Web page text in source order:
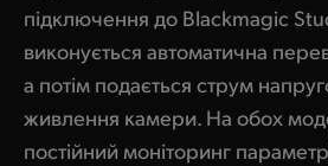
підключення до Blackmagic
виконується автоматична
а потім подається струм
живлення камери. На обох
постійний моніторинг